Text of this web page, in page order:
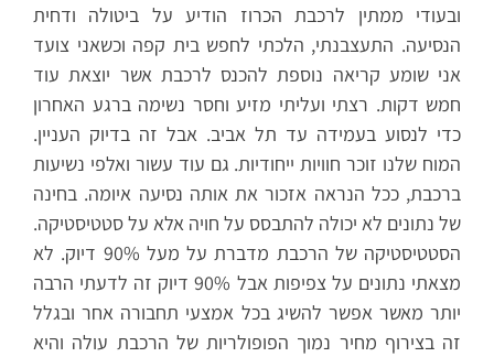
ובעודי ממתין לרכבת הכרוז הודיע על ביטולה ודחית
הנסיעה. התעצבנתי, הלכתי לחפש בית קפה וכשאני צועד
אני שומע קריאה נוספת להכנס לרכבת אשר יוצאת עוד
חמש דקות. רצתי ועליתי מזיע וחסר נשימה ברגע האחרון
כדי לנסוע בעמידה עד תל אביב. אבל זה בדיוק העניין.
המוח שלנו זוכר חוויות ייחודיות. גם עוד עשור ואלפי נשיעות
ברכבת, ככל הנראה אזכור את אותה נסיעה איומה. בחינה
של נתונים לא יכולה להתבסס על חויה אלא על סטטיסטיקה.
הסטטיסטיקה של הרכבת מדברת על מעל 90% דיוק. לא
מצאתי נתונים על צפיפות אבל 90% דיוק זה לדעתי הרבה
יותר מאשר אפשר להשיג בכל אמצעי תחבורה אחר ובגלל
זה בצירוף מחיר נמוך הפופולריות של הרכבת עולה והיא